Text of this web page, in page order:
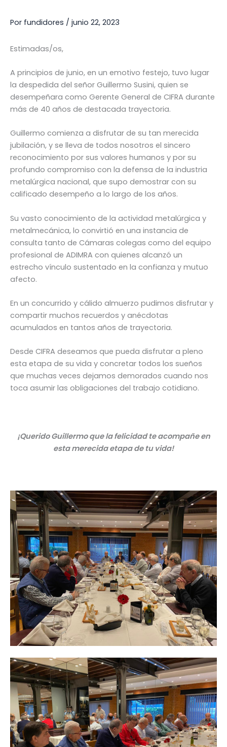
Por fundidores / junio 22, 2023
Estimadas/os,
A principios de junio, en un emotivo festejo, tuvo lugar
la despedida del señor Guillermo Susini, quien se
desempeñara como Gerente General de CIFRA durante
más de 40 años de destacada trayectoria.
Guillermo comienza a disfrutar de su tan merecida
jubilación, y se lleva de todos nosotros el sincero
reconocimiento por sus valores humanos y por su
profundo compromiso con la defensa de la industria
metalúrgica nacional, que supo demostrar con su
calificado desempeño a lo largo de los años.
Su vasto conocimiento de la actividad metalúrgica y
metalmecánica, lo convirtió en una instancia de
consulta tanto de Cámaras colegas como del equipo
profesional de ADIMRA con quienes alcanzó un
estrecho vínculo sustentado en la confianza y mutuo
afecto.
En un concurrido y cálido almuerzo pudimos disfrutar y
compartir muchos recuerdos y anécdotas
acumulados en tantos años de trayectoria.
Desde CIFRA deseamos que pueda disfrutar a pleno
esta etapa de su vida y concretar todos los sueños
que muchas veces dejamos demorados cuando nos
toca asumir las obligaciones del trabajo cotidiano.
¡Querido Guillermo que la felicidad te acompañe en
esta merecida etapa de tu vida!